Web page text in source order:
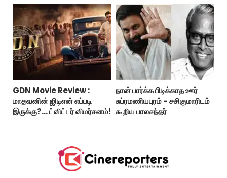
GDN Movie Review :
மாதவனின் ஜிடிஎன் எப்படி
இருக்கு?... ட்விட்டர் விமர்சனம்!
நான் பார்க்க பிடிக்காத ஊர்
சுப்ரமணியபுரம் - சசிகுமாரிடம்
கூறிய பாலசந்தர்